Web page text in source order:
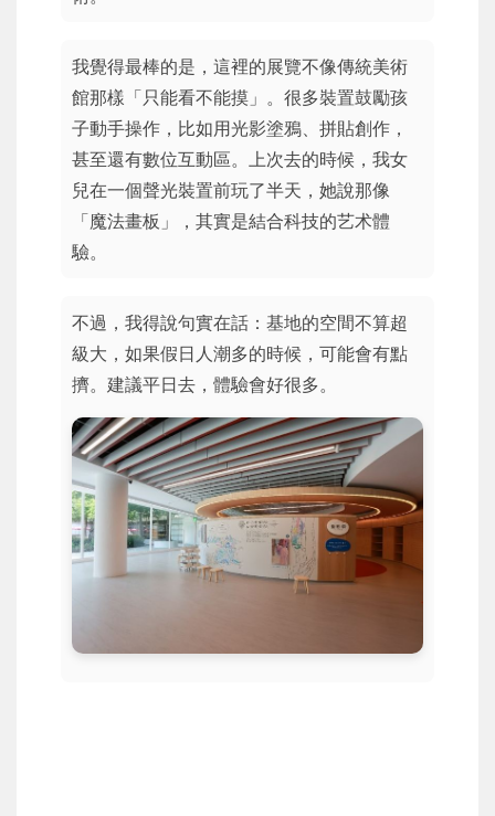
我覺得最棒的是，這裡的展覽不像傳統美術
館那樣「只能看不能摸」。很多裝置鼓勵孩
子動手操作，比如用光影塗鴉、拼貼創作，
甚至還有數位互動區。上次去的時候，我女
兒在一個聲光裝置前玩了半天，她說那像
「魔法畫板」，其實是結合科技的艺术體
驗。
不過，我得說句實在話：基地的空間不算超
級大，如果假日人潮多的時候，可能會有點
擠。建議平日去，體驗會好很多。